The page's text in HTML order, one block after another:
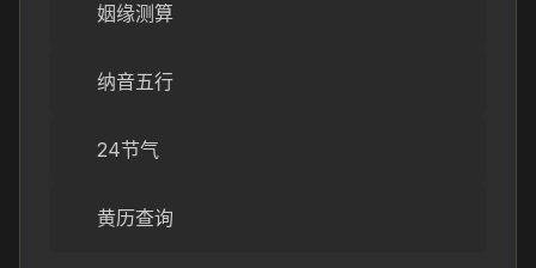
姻缘测算
纳音五行
24节气
黄历查询